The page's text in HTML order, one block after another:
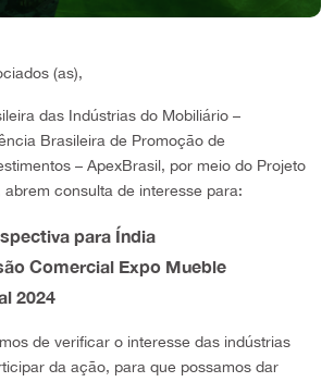
(as),
das Indústrias do Mobiliário –
Brasileira de Promoção de
– ApexBrasil, por meio do Projeto
abrem consulta de interesse para:
para Índia
Comercial Expo Mueble
2024
de verificar o interesse das indústrias
da ação, para que possamos dar